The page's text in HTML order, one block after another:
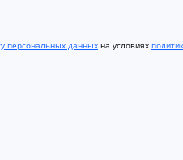
персональных данных на условиях